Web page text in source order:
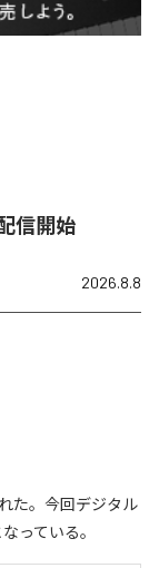
信開始
2026.8.8
た。今回デジタル
っている。